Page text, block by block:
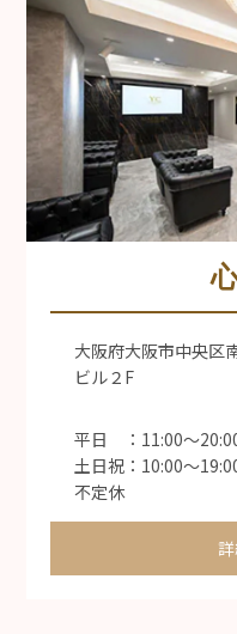
大阪府大阪市中央区
ビル２F
平日 ：11:00〜
土日祝：10:00〜
不定休